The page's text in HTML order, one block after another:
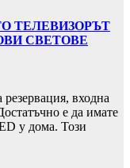
ТЕЛЕВИЗОРЪТ
СВЕТОВЕ
резервация, входна
е да имате
у дома. Този